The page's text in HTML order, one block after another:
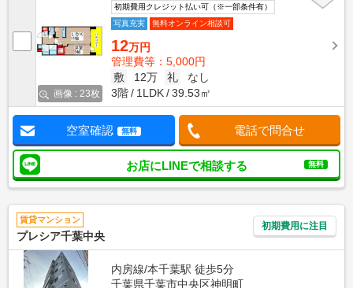
画像 : 23枚
初期費用クレジット払い可（※一部条件有）
写真充実
無料オンライン相談可
12万円
管理費等：5,000円
敷
12万 礼
なし
3階
1LDK 39.53㎡
空室確認 無料 電話で問合せ
お店にLINEで相談する 無料
賃貸マンション
プレシア千葉中央
初期費用に注目
内房線/本千葉駅 徒歩5分
千葉県千葉市中央区神明町